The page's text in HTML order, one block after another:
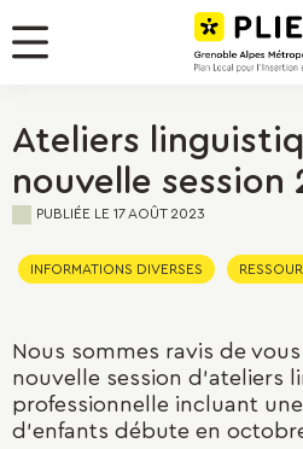
Panneau de gestion des cookies
Menu
Ateliers
nouvelle session
PUBLIÉE LE 17 AOÛT 2023
INFORMATIONS DIVERSES
Nous sommes ravis de
nouvelle session d’ateliers
professionnelle incluant
d’enfants débute en